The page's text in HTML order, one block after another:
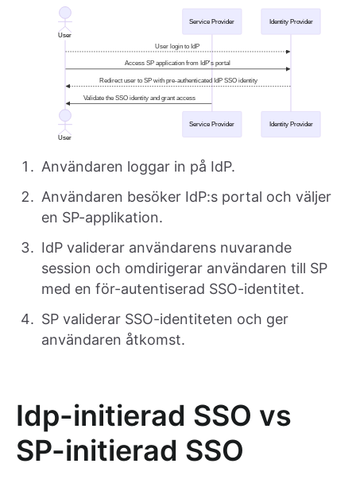
Användaren loggar in på IdP.
Användaren besöker IdP:s portal och väljer
en SP-applikation.
IdP validerar användarens nuvarande
session och omdirigerar användaren till SP
med en för-autentiserad SSO-identitet.
SP validerar SSO-identiteten och ger
användaren åtkomst.
Idp-initierad SSO vs
SP-initierad SSO